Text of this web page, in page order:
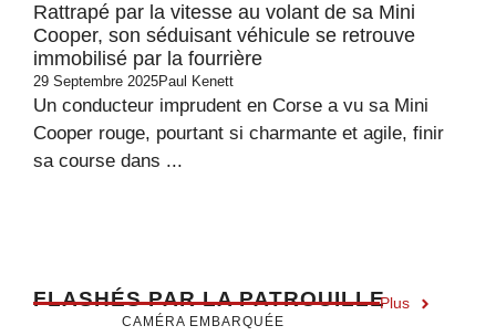
Rattrapé par la vitesse au volant de sa Mini
Cooper, son séduisant véhicule se retrouve
immobilisé par la fourrière
29 Septembre 2025Paul Kenett
Un conducteur imprudent en Corse a vu sa Mini
Cooper rouge, pourtant si charmante et agile, finir
sa course dans ...
FLASHÉS PAR LA PATROUILLEPlus
CAMÉRA EMBARQUÉE